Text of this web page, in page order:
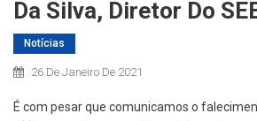
Da Silva, Diretor Do
Notícias
26 De Janeiro De 2021
É com pesar que comunicamos o